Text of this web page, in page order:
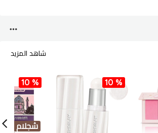
شاهد المزيد
10 %
شجلام
10 %